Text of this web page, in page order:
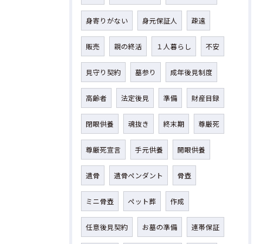
身寄りがない 身元保証人 疎遠
販売 親の終活 １人暮らし 不安
見守り契約 墓参り 成年後見制度
高齢者 法定後見 準備 財産目録
閉眼供養 魂抜き 終末期 尊厳死
尊厳死宣言 手元供養 開眼供養
遺骨 遺骨ペンダント 骨壺
ミニ骨壺 ペット葬 作成
任意後見契約 お墓の準備 連帯保証